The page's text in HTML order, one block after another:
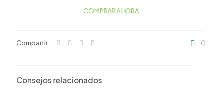
COMPRAR AHORA
Compartir 0
Consejos relacionados